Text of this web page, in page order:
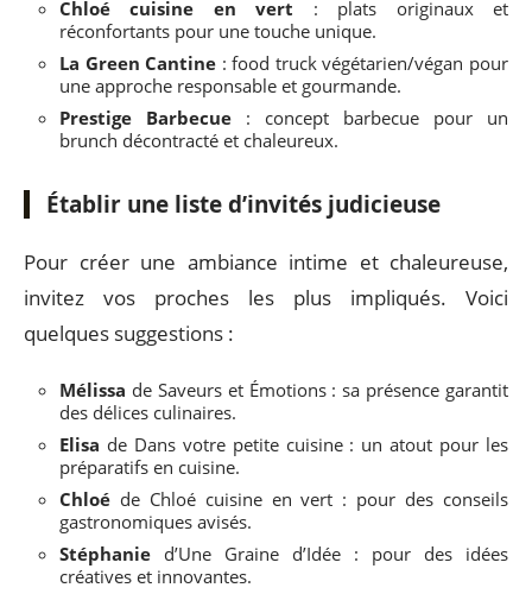
Chloé cuisine en vert : plats originaux et
réconfortants pour une touche unique.
La Green Cantine : food truck végétarien/végan pour
une approche responsable et gourmande.
Prestige Barbecue : concept barbecue pour un
brunch décontracté et chaleureux.
Établir une liste d’invités judicieuse
Pour créer une ambiance intime et chaleureuse,
invitez vos proches les plus impliqués. Voici
quelques suggestions :
Mélissa de Saveurs et Émotions : sa présence garantit
des délices culinaires.
Elisa de Dans votre petite cuisine : un atout pour les
préparatifs en cuisine.
Chloé de Chloé cuisine en vert : pour des conseils
gastronomiques avisés.
Stéphanie d’Une Graine d’Idée : pour des idées
créatives et innovantes.